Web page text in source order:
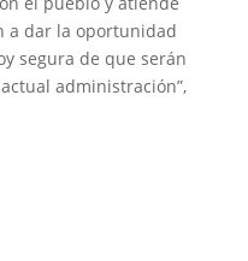
a dar la oportunidad
segura de que serán
administración”,